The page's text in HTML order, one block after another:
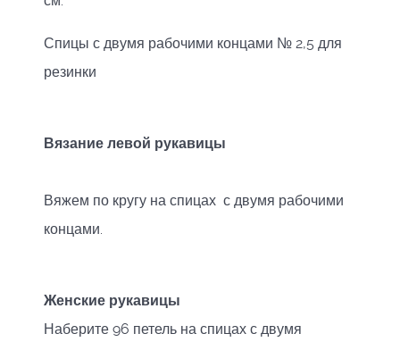
Спицы с двумя рабочими концами № 2,5 для
резинки
Вязание левой рукавицы
Вяжем по кругу на спицах с двумя рабочими
концами.
Женские рукавицы
Наберите 96 петель на спицах с двумя